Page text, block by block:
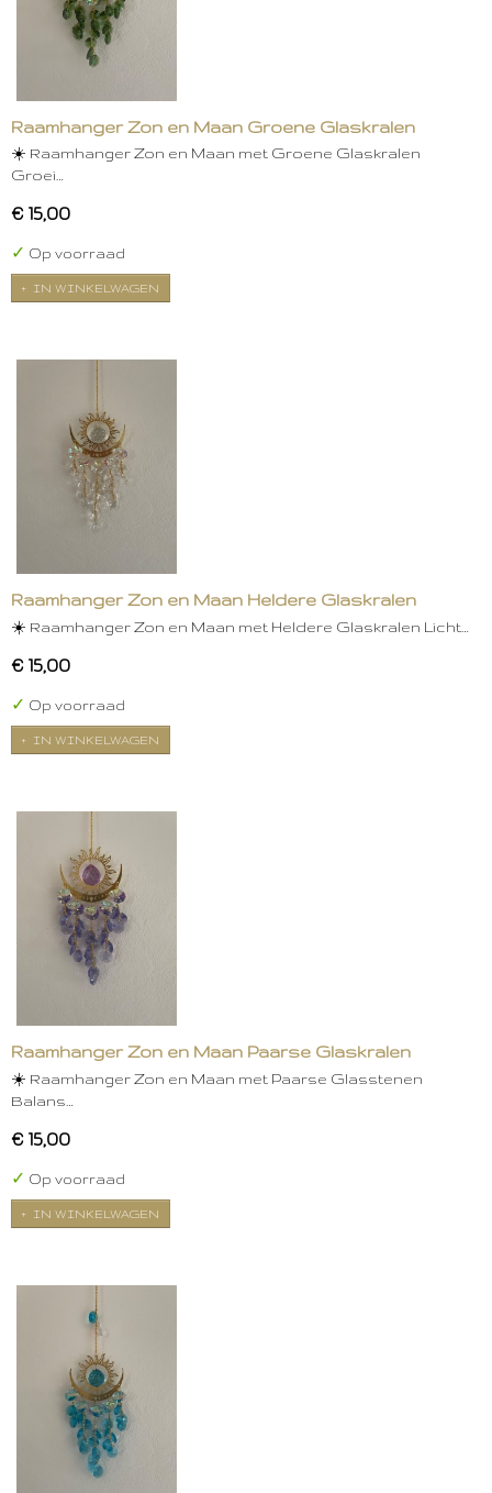
Raamhanger Zon en Maan Groene Glaskralen
☀️ Raamhanger Zon en Maan met Groene Glaskralen
Groei…
€ 15,00
✓ Op voorraad
IN WINKELWAGEN
Raamhanger Zon en Maan Heldere Glaskralen
☀️ Raamhanger Zon en Maan met Heldere Glaskralen Licht…
€ 15,00
✓ Op voorraad
IN WINKELWAGEN
Raamhanger Zon en Maan Paarse Glaskralen
☀️ Raamhanger Zon en Maan met Paarse Glasstenen
Balans…
€ 15,00
✓ Op voorraad
IN WINKELWAGEN